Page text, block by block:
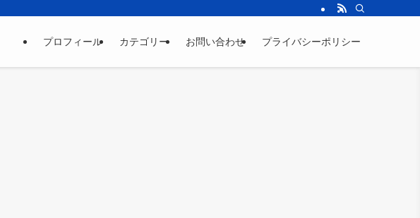
プロフィール カテゴリー お問い合わせ プライバシーポリシー